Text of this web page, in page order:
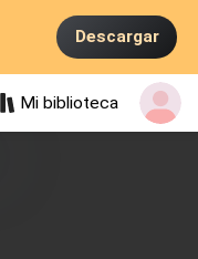
Descargar
Mi biblioteca